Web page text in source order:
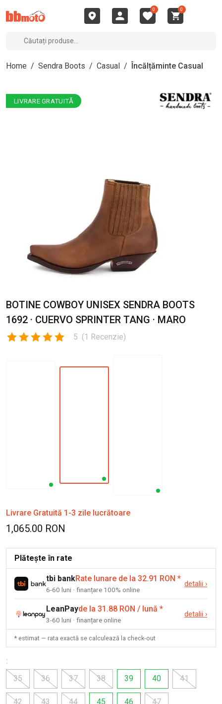
0 0
Home / Sendra Boots / Casual / Încălțăminte Casual
LIVRARE GRATUITĂ
BOTINE COWBOY UNISEX SENDRA BOOTS
1692 · CUERVO SPRINTER TANG · MARO
5 (1 Recenzie)
Livrare Gratuită 1-3 zile lucrătoare
1,065.00 RON
Plătește în rate
tbi bankRate lunare de la 32.91 RON *
6-60 luni · finanțare 100% online
detalii ›
LeanPayde la 31.88 RON / lună *
3-60 luni · finanțare online
detalii ›
* estimat — rata exactă se calculează la check-out
:
35
36 37 38 39 40 41
42 43 44 45 46 47